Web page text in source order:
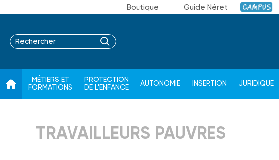
Boutique Guide Néret Campus
MÉTIERS ET
FORMATIONS
PROTECTION
DE L'ENFANCE
AUTONOMIE INSERTION JURIDIQUE
TRAVAILLEURS PAUVRES